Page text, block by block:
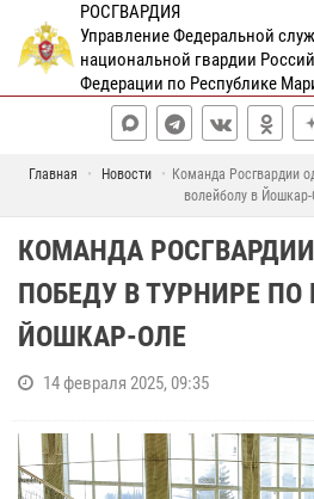
РОСГВАРДИЯ
Управление Федеральной
национальной гвардии
Федерации по Республике
Главная Новости
Команда Росгвардии
волейболу в
КОМАНДА
ПОБЕДУ В ТУРНИРЕ ПО
ЙОШКАР-ОЛЕ
14 февраля 2025, 09:35